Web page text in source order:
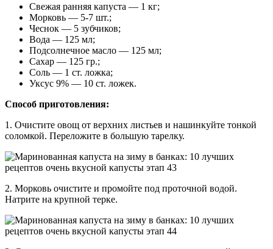
Свежая ранняя капуста — 1 кг;
Морковь — 5-7 шт.;
Чеснок — 5 зубчиков;
Вода — 125 мл;
Подсолнечное масло — 125 мл;
Сахар — 125 гр.;
Соль — 1 ст. ложка;
Уксус 9% — 10 ст. ложек.
Способ приготовления:
1. Очистите овощ от верхних листьев и нашинкуйте тонкой
соломкой. Переложите в большую тарелку.
2. Морковь очистите и промойте под проточной водой.
Натрите на крупной терке.